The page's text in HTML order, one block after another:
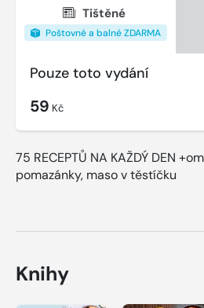
Tištěné
Poštovné a balné ZDARMA
Pouze toto vydání
59 Kč
75 RECEPTŮ NA KAŽDÝ DEN
pomazánky, maso v těstíčku
Knihy